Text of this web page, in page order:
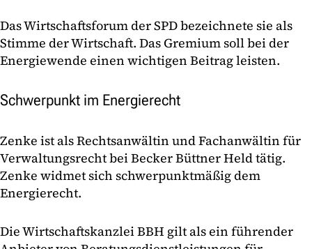
Das Wirtschaftsforum der SPD bezeichnete sie als
Stimme der Wirtschaft. Das Gremium soll bei der
Energiewende einen wichtigen Beitrag leisten.
Schwerpunkt im Energierecht
Zenke ist als Rechtsanwältin und Fachanwältin für
Verwaltungsrecht bei Becker Büttner Held tätig.
Zenke widmet sich schwerpunktmäßig dem
Energierecht.
Die Wirtschaftskanzlei BBH gilt als ein führender